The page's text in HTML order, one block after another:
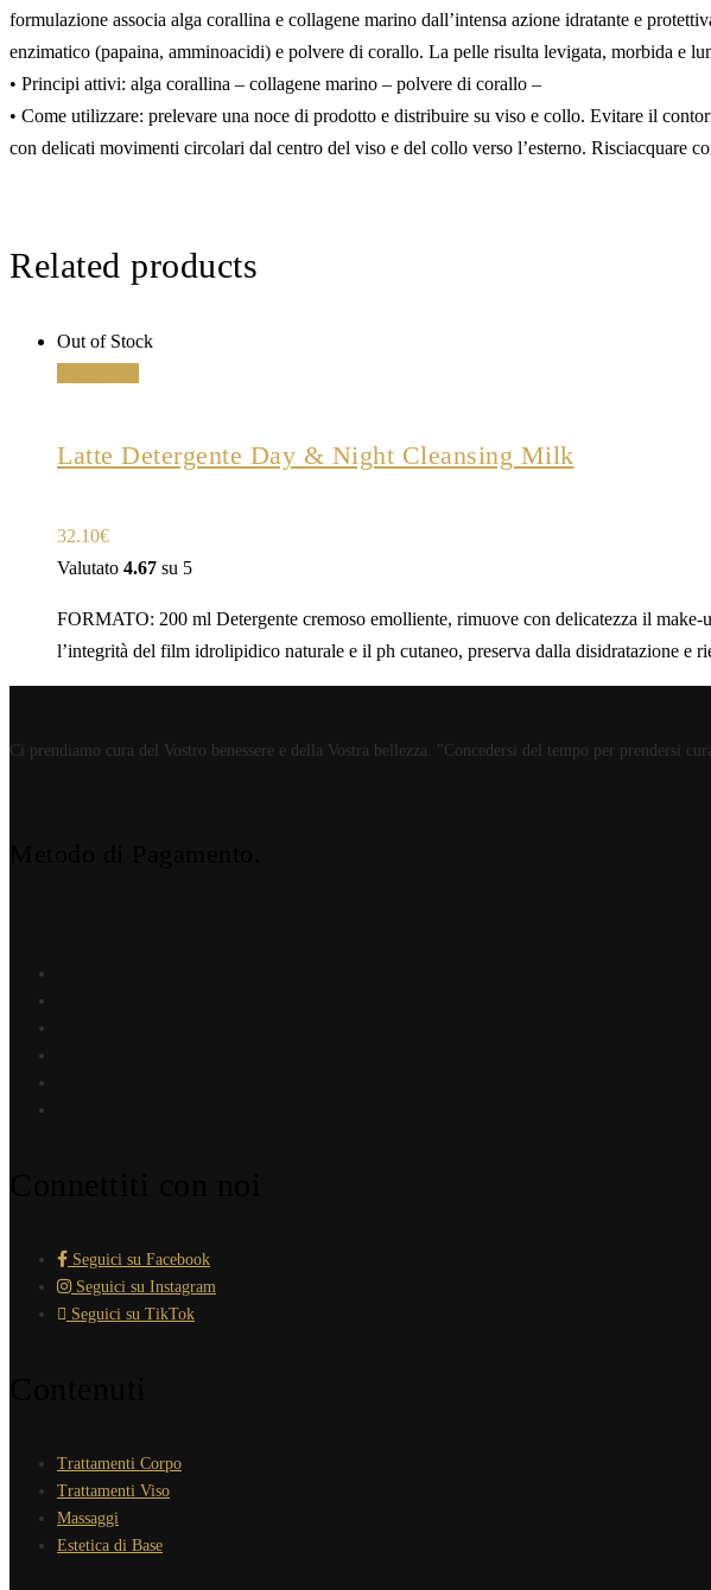
formulazione associa alga corallina e collagene marino dall’intensa azione idratante e
enzimatico (papaina, amminoacidi) e polvere di corallo. La pelle risulta levigata, morbida e
• Principi attivi: alga corallina – collagene marino – polvere di corallo –
• Come utilizzare: prelevare una noce di prodotto e distribuire su viso e collo. Evitare il
con delicati movimenti circolari dal centro del viso e del collo verso l’esterno. Risciacquare
Related products
Out of Stock
Latte Detergente Day & Night Cleansing Milk
32.10€
Valutato 4.67 su 5
FORMATO: 200 ml Detergente cremoso emolliente, rimuove con delicatezza il
l’integrità del film idrolipidico naturale e il ph cutaneo, preserva dalla disidratazione e
Ci prendiamo cura del Vostro benessere e della Vostra bellezza. "Concedersi del tempo per prendersi
Seguici su Facebook
Seguici su Instagram
Seguici su TikTok
Trattamenti Corpo
Trattamenti Viso
Massaggi
Estetica di Base